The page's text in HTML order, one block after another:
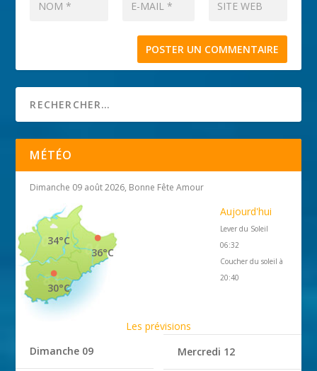
MÉTÉO
Dimanche 09 août 2026, Bonne Fête Amour
36°C
34°C
30°C
Aujourd'hui
Lever du Soleil
06:32
Coucher du soleil à
20:40
Les prévisions
Dimanche 09
Mercredi 12